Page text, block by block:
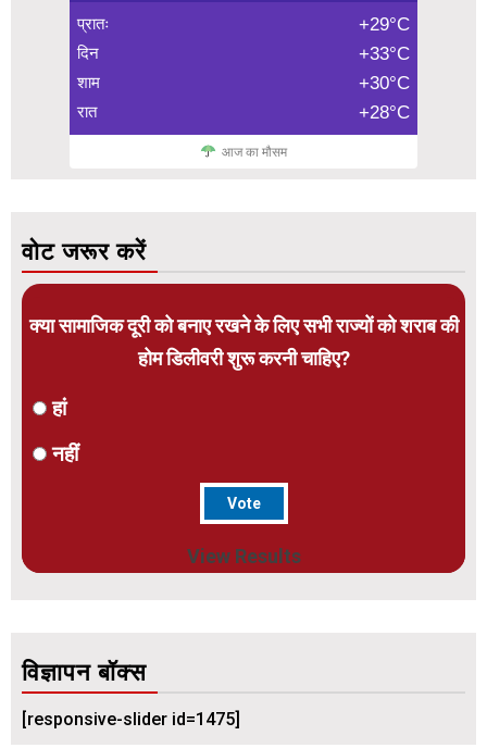
प्रातः +29°C
दिन +33°C
शाम +30°C
रात +28°C
आज का मौसम
वोट जरूर करें
क्या सामाजिक दूरी को बनाए रखने के लिए सभी राज्यों को शराब की
होम डिलीवरी शुरू करनी चाहिए?
हां
नहीं
View Results
विज्ञापन बॉक्स
[responsive-slider id=1475]